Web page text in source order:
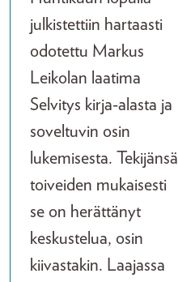
julkistettiin hartaasti
odotettu Markus
Leikolan laatima
Selvitys kirja-alasta ja
soveltuvin osin
lukemisesta. Tekijänsä
toiveiden mukaisesti
se on herättänyt
keskustelua, osin
kiivastakin. Laajassa